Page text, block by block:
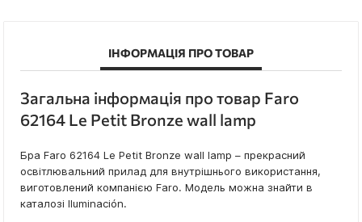
ІНФОРМАЦІЯ ПРО ТОВАР
Загальна інформація про товар Faro
62164 Le Petit Bronze wall lamp
Бра Faro 62164 Le Petit Bronze wall lamp – прекрасний
освітлювальний прилад для внутрішнього використання,
виготовлений компанією Faro. Модель можна знайти в
каталозі Iluminación.